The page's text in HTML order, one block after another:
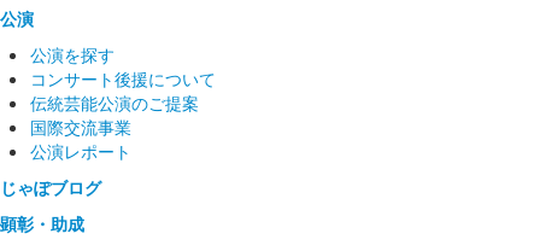
公演
公演を探す
コンサート後援について
伝統芸能公演のご提案
国際交流事業
公演レポート
じゃぽブログ
顕彰・助成